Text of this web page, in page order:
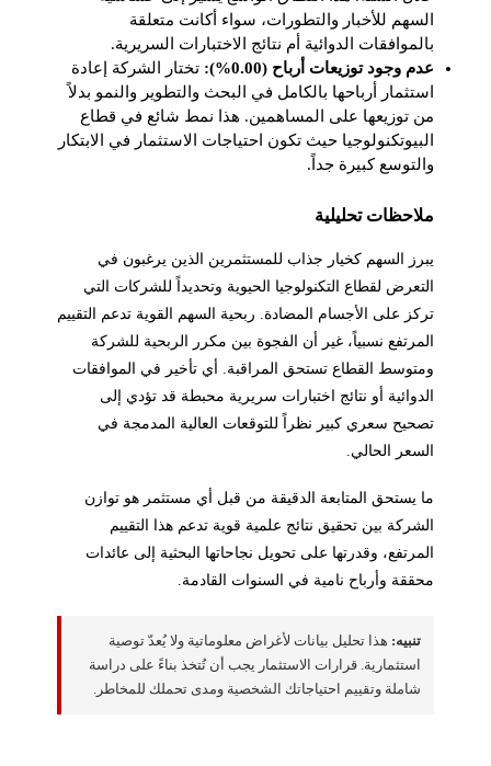
السهم للأخبار والتطورات، سواء أكانت متعلقة
بالموافقات الدوائية أم نتائج الاختبارات السريرية.
عدم وجود توزيعات أرباح (0.00%):
تختار الشركة إعادة
استثمار أرباحها بالكامل في البحث والتطوير والنمو بدلاً
من توزيعها على المساهمين. هذا نمط شائع في قطاع
البيوتكنولوجيا حيث تكون احتياجات الاستثمار في الابتكار
والتوسع كبيرة جداً.
ملاحظات تحليلية
يبرز السهم كخيار جذاب للمستثمرين الذين يرغبون في
التعرض لقطاع التكنولوجيا الحيوية وتحديداً للشركات التي
تركز على الأجسام المضادة. ربحية السهم القوية تدعم التقييم
المرتفع نسبياً، غير أن الفجوة بين مكرر الربحية للشركة
ومتوسط القطاع تستحق المراقبة. أي تأخير في الموافقات
الدوائية أو نتائج اختبارات سريرية محبطة قد تؤدي إلى
تصحيح سعري كبير نظراً للتوقعات العالية المدمجة في
السعر الحالي.
ما يستحق المتابعة الدقيقة من قبل أي مستثمر هو توازن
الشركة بين تحقيق نتائج علمية قوية تدعم هذا التقييم
المرتفع، وقدرتها على تحويل نجاحاتها البحثية إلى عائدات
محققة وأرباح نامية في السنوات القادمة.
تنبيه:هذا تحليل بيانات لأغراض معلوماتية ولا يُعدّ توصية
استثمارية. قرارات الاستثمار يجب أن تُتخذ بناءً على دراسة
شاملة وتقييم احتياجاتك الشخصية ومدى تحملك للمخاطر.